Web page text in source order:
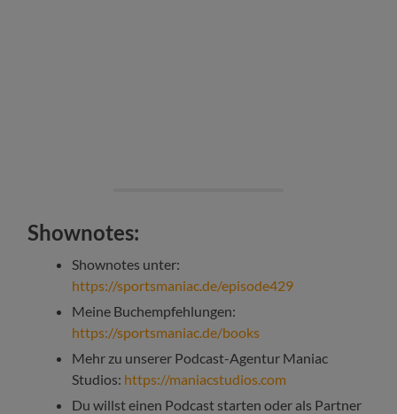
Shownotes:
Shownotes unter:
https://sportsmaniac.de/episode429
Meine Buchempfehlungen:
https://sportsmaniac.de/books
Mehr zu unserer Podcast-Agentur Maniac
Studios: https://maniacstudios.com
Du willst einen Podcast starten oder als Partner